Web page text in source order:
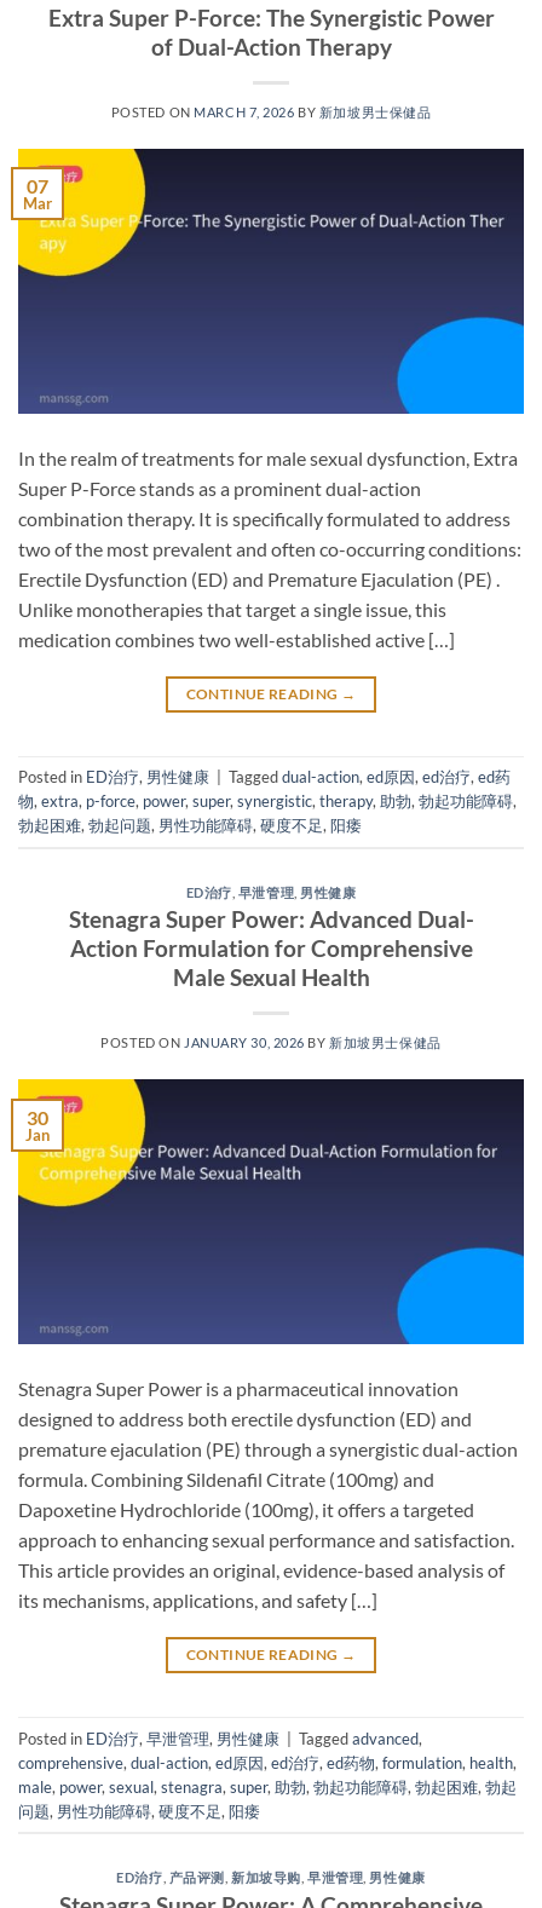
Extra Super P-Force: The Synergistic Power
of Dual-Action Therapy
POSTED ON MARCH 7, 2026 BY 新加坡男士保健品
07
Mar
In the realm of treatments for male sexual dysfunction, Extra
Super P-Force​ stands as a prominent dual-action
combination therapy. It is specifically formulated to address
two of the most prevalent and often co-occurring conditions:
Erectile Dysfunction (ED)​ and Premature Ejaculation (PE)​ .
Unlike monotherapies that target a single issue, this
medication combines two well-established active […]
CONTINUE READING →
Posted in ED治疗, 男性健康 Taggeddual-action,ed原因,ed治疗,ed药
物,extra, p-force, power,super,synergistic,therapy,助勃,勃起功能障碍,
勃起困难,勃起问题, 男性功能障碍,硬度不足,阳痿
ED治疗 早泄管理 男性健康
Stenagra Super Power: Advanced Dual-
Action Formulation for Comprehensive
Male Sexual Health​
POSTED ON JANUARY 30, 2026 BY 新加坡男士保健品
30
Jan
Stenagra Super Power is a pharmaceutical innovation
designed to address both erectile dysfunction (ED) and
premature ejaculation (PE) through a synergistic dual-action
formula. Combining Sildenafil Citrate​ (100mg) and
Dapoxetine Hydrochloride​ (100mg), it offers a targeted
approach to enhancing sexual performance and satisfaction.
This article provides an original, evidence-based analysis of
its mechanisms, applications, and safety […]
CONTINUE READING →
Posted in ED治疗, 早泄管理, 男性健康 Taggedadvanced,
comprehensive, dual-action, ed原因, ed治疗, ed药物, formulation, health,
male, power, sexual, stenagra, super, 助勃, 勃起功能障碍, 勃起困难, 勃起
问题, 男性功能障碍, 硬度不足, 阳痿
ED治疗 产品评测 ,新加坡导购 ,早泄管理 男性健康